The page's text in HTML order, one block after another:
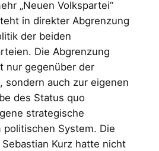
„Neuen Volkspartei“
in direkter Abgrenzung
der beiden
Die Abgrenzung
nur gegenüber der
sondern auch zur eigenen
des Status quo
strategische
politischen System. Die
Kurz hatte nicht